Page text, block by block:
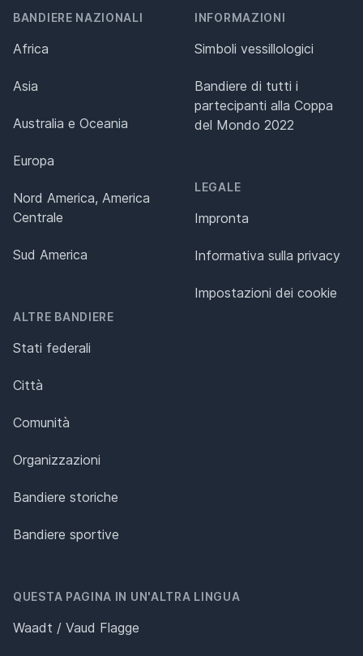
BANDIERE NAZIONALI
Africa
Asia
Australia e Oceania
Europa
Nord America, America
Centrale
Sud America
ALTRE BANDIERE
Stati federali
Città
Comunità
Organizzazioni
Bandiere storiche
Bandiere sportive
INFORMAZIONI
Simboli vessillologici
Bandiere di tutti i
partecipanti alla Coppa
del Mondo 2022
LEGALE
Impronta
Informativa sulla privacy
Impostazioni dei cookie
QUESTA PAGINA IN UN'ALTRA LINGUA
Waadt / Vaud Flagge